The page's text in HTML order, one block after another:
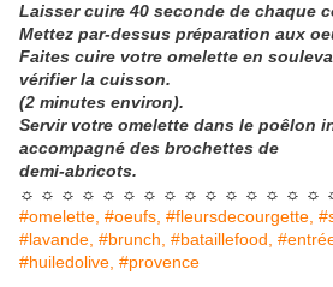
Laisser cuire 40 seconde de chaque
Mettez par-dessus préparation aux
Faites cuire votre omelette en
vérifier la cuisson.
(2 minutes environ).
Servir votre omelette dans le poêlon
accompagné des brochettes de
demi-abricots.
☼ ☼ ☼ ☼ ☼ ☼ ☼ ☼ ☼ ☼ ☼ ☼ ☼ ☼ ☼
#omelette, #oeufs, #fleursdecourgette,
#lavande, #brunch, #bataillefood,
#huiledolive, #provence